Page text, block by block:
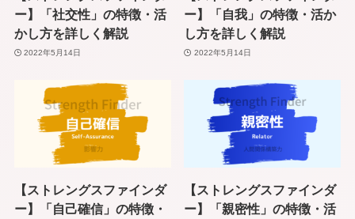
ー】「社交性」の特徴・活
かし方を詳しく解説
2022年5月14日
ー】「自我」の特徴・活か
し方を詳しく解説
2022年5月14日
【ストレングスファインダ
ー】「自己確信」の特徴・
【ストレングスファインダ
ー】「親密性」の特徴・活